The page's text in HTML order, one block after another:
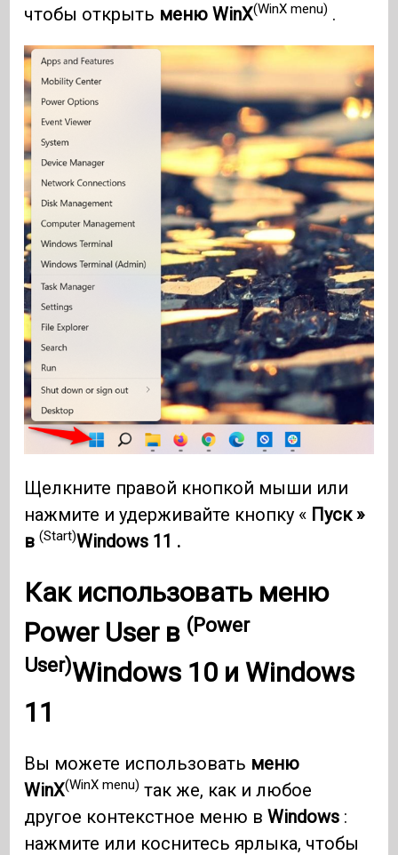
чтобы открыть меню WinX(WinX menu) .
Щелкните правой кнопкой мыши или
нажмите и удерживайте кнопку « Пуск »
в(Start)Windows 11 .
Как использовать меню
Power User в (Power
User)Windows 10 и Windows
11
Вы можете использовать меню
WinX(WinX menu) так же, как и любое
другое контекстное меню вWindows :
нажмите или коснитесь ярлыка, чтобы